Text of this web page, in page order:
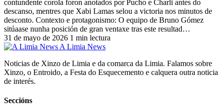
contundente corola foron anotados por Pucho e Charli antes do
descanso, mentres que Xabi Lamas selou a victoria nos minutos de
desconto. Contexto e protagonismo: O equipo de Bruno Gómez
sitúaase nunha posición de gran ventaxe tras este resultad…
31 de mayo de 2026 1 min lectura
A Limia News
Noticias de Xinzo de Limia e da comarca da Limia. Falamos sobre
Xinzo, o Entroido, a Festa do Esquecemento e calquera outra noticia
de interés.
Seccións